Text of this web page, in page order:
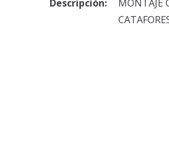
Descripción:
MONTAJE